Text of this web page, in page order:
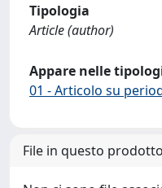
Tipologia
Article (author)
Appare nelle
01 - Articolo su
File in questo